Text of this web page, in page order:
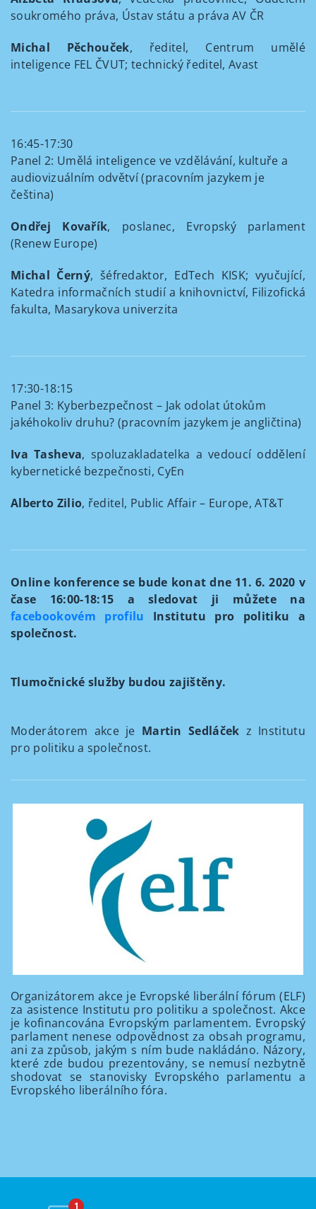
soukromého práva, Ústav státu a práva AV ČR
Michal Pěchouček, ředitel, Centrum umělé
inteligence FEL ČVUT; technický ředitel, Avast
16:45-17:30
Panel 2: Umělá inteligence ve vzdělávání, kultuře a
audiovizuálním odvětví (pracovním jazykem je
čeština)
Ondřej Kovařík, poslanec, Evropský parlament
(Renew Europe)
Michal Černý, šéfredaktor, EdTech KISK; vyučující,
Katedra informačních studií a knihovnictví, Filizofická
fakulta, Masarykova univerzita
17:30-18:15
Panel 3: Kyberbezpečnost – Jak odolat útokům
jakéhokoliv druhu? (pracovním jazykem je angličtina)
Iva Tasheva, spoluzakladatelka a vedoucí oddělení
kybernetické bezpečnosti, CyEn
Alberto Zilio, ředitel, Public Affair – Europe, AT&T
Online konference se bude konat dne 11. 6. 2020 v
čase 16:00-18:15 a sledovat ji můžete na
facebookovém profilu Institutu pro politiku a
společnost.
Tlumočnické služby budou zajištěny.
Moderátorem akce je Martin Sedláček z Institutu
pro politiku a společnost.
Organizátorem akce je Evropské liberální fórum (ELF)
za asistence Institutu pro politiku a společnost. Akce
je kofinancována Evropským parlamentem. Evropský
parlament nenese odpovědnost za obsah programu,
ani za způsob, jakým s ním bude nakládáno. Názory,
které zde budou prezentovány, se nemusí nezbytně
shodovat se stanovisky Evropského parlamentu a
Evropského liberálního fóra.